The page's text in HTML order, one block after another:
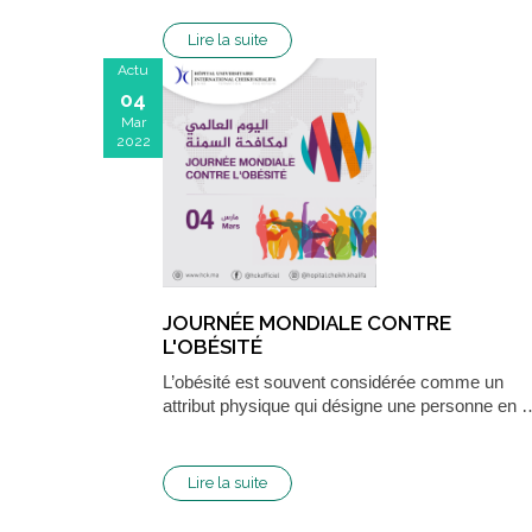
Lire la suite
Actu
04
Mar
2022
JOURNÉE MONDIALE CONTRE
L'OBÉSITÉ
L’obésité est souvent considérée comme un
attribut physique qui désigne une personne en
Lire la suite